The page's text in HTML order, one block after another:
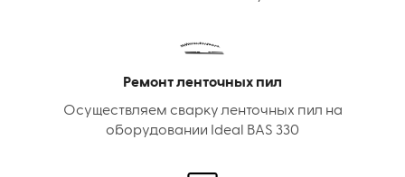
Ремонт ленточных пил
Осуществляем сварку ленточных пил на
оборудовании Ideal BAS 330